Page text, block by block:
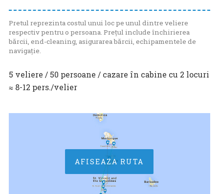
Pretul reprezinta costul unui loc pe unul dintre veliere
respectiv pentru o persoana. Prețul include închirierea
bărcii, end-cleaning, asigurarea bărcii, echipamentele de
navigație.
5 veliere / 50 persoane / cazare în cabine cu 2 locuri
≈ 8-12 pers./velier
AFISEAZA RUTA